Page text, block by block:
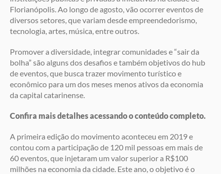
Florianópolis. Ao longo de agosto, vão ocorrer eventos de
diversos setores, que variam desde empreendedorismo,
tecnologia, artes, música, entre outros.
Promover a diversidade, integrar comunidades e “sair da
bolha” são alguns dos desafios e também objetivos do hub
de eventos, que busca trazer movimento turístico e
econômico para um dos meses menos ativos da economia
da capital catarinense.
Confira mais detalhes acessando o conteúdo completo.
A primeira edição do movimento aconteceu em 2019 e
contou com a participação de 120 mil pessoas em mais de
60 eventos, que injetaram um valor superior a R$100
milhões na economia da cidade. Este ano, o objetivo é o